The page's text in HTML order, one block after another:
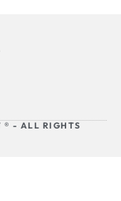
® - ALL RIGHTS